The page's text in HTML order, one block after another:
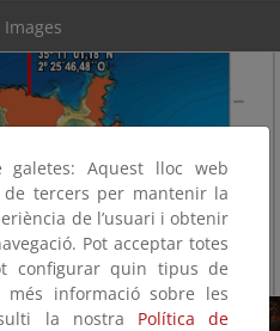
Images
1/37
Aquest lloc web
tercers per mantenir la
de l’usuari i obtenir
Pot acceptar totes
configurar quin tipus de
informació sobre les
la nostra Política de